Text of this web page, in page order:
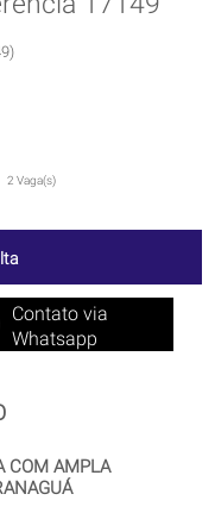
2 Vaga(s)
Contato via
Whatsapp
COM AMPLA